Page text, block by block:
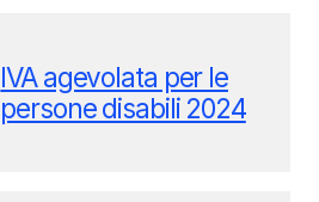
IVA agevolata per le
persone disabili 2024